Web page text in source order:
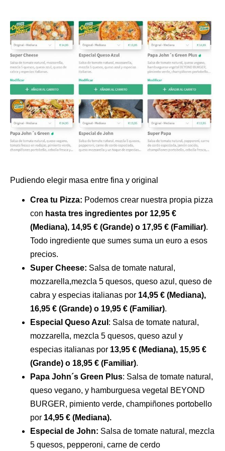
Pudiendo elegir masa entre fina y original
Crea tu Pizza: Podemos crear nuestra propia pizza
con hasta tres ingredientes por 12,95 €
(Mediana), 14,95 € (Grande) o 17,95 € (Familiar).
Todo ingrediente que sumes suma un euro a esos
precios.
Super Cheese: Salsa de tomate natural,
mozzarella,mezcla 5 quesos, queso azul, queso de
cabra y especias italianas por 14,95 € (Mediana),
16,95 € (Grande) o 19,95 € (Familiar).
Especial Queso Azul : Salsa de tomate natural,
mozzarella, mezcla 5 quesos, queso azul y
especias italianas por 13,95 € (Mediana), 15,95 €
(Grande) o 18,95 € (Familiar).
Papa John´s Green Plus: Salsa de tomate natural,
queso vegano, y hamburguesa vegetal BEYOND
BURGER, pimiento verde, champiñones portobello
por 14,95 € (Mediana).
Especial de John: Salsa de tomate natural, mezcla
5 quesos, pepperoni, carne de cerdo